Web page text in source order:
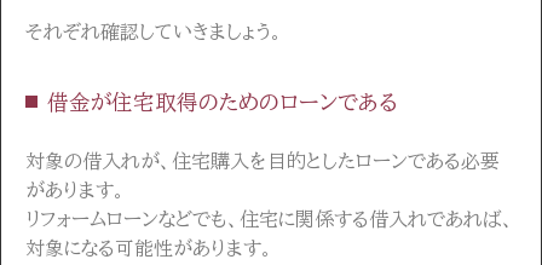
それぞれ確認していきましょう。
借金が住宅取得のためのローンである
対象の借入れが、住宅購入を目的としたローンである必要
があります。
リフォームローンなどでも、住宅に関係する借入れであれば、
対象になる可能性があります。